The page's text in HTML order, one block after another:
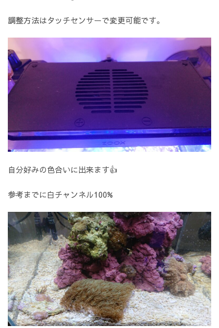
調整方法はタッチセンサーで変更可能です。
自分好みの色合いに出来ます👍
参考までに白チャンネル100%